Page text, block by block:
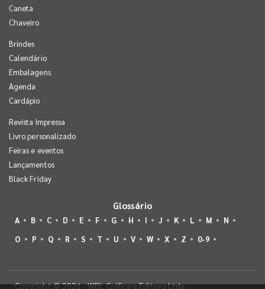
Caneta
Chaveiro
Brindes
Calendário
Embalagens
Agenda
Cardápio
Revista Impressa
Livro personalizado
Feiras e eventos
Lançamentos
Black Friday
Glossário
A B C D E F G H I J K L M
N
O
P Q R S T U V W X Z 0-9
Copyright © 2026 - WBL Gráfica e Editora Ltda.